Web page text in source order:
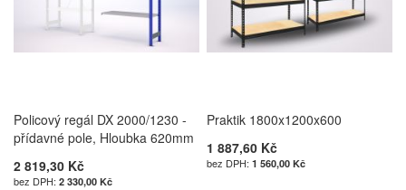
Policový regál DX 2000/1230 -
přídavné pole, Hloubka 620mm
2 819,30 Kč
2 330,00 Kč
Praktik 1800x1200x600
1 887,60 Kč
1 560,00 Kč